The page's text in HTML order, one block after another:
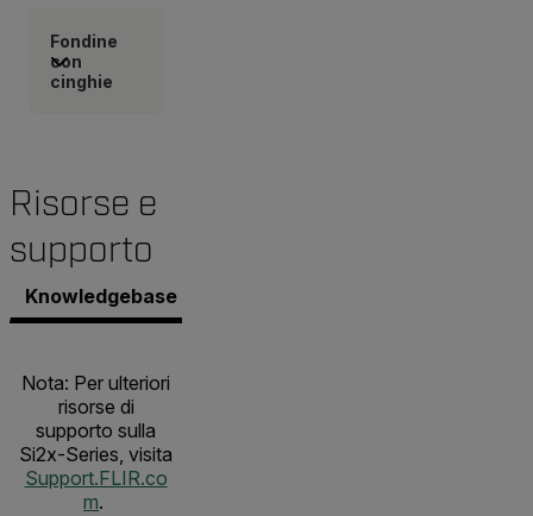
Fondine
con
cinghie
Risorse e
supporto
Knowledgebase
Nota: Per ulteriori
risorse di
supporto sulla
Si2x-Series, visita
Support.FLIR.co
m.